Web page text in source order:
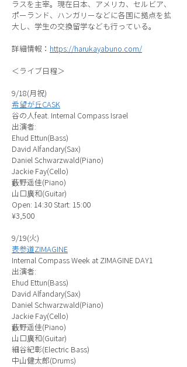
ラスを主宰。現在日本、アメリカ、セルビア、
ポーランド、ハンガリーなどに各国に拠点を拡
大し、学生の交換留学なども行っている。
詳細情報： https://harukayabuno.com/
＜ライブ日程＞
9/18(月祝)
希望が丘CASK
谷の人feat. Internal Compass Israel
出演者:
Ehud Ettun(Bass)
David Alfandary(Sax)
Daniel Schwarzwald(Piano)
Jackie Fay(Cello)
藪野遥佳(Piano)
山口廣和(Guitar)
Open: 14:30 Start: 15:00
¥3,500
9/19(火)
表参道ZIMAGINE
Internal Compass Week at ZIMAGINE DAY1
出演者:
Ehud Ettun(Bass)
David Alfandary(Sax)
Daniel Schwarzwald(Piano)
Jackie Fay(Cello)
藪野遥佳(Piano)
山口廣和(Guitar)
細谷紀彰(Electric Bass)
中山健太郎(Drums)